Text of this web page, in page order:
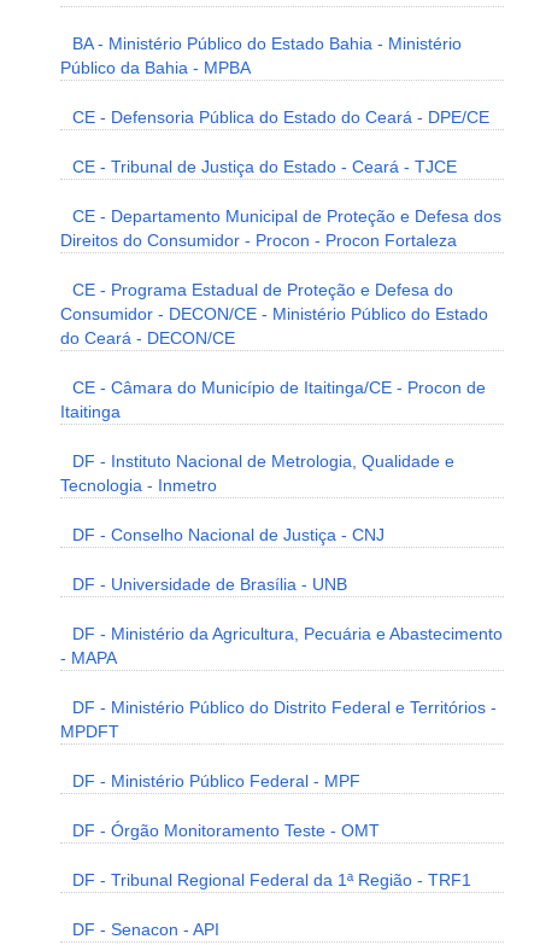
BA - Ministério Público do Estado Bahia - Ministério
Público da Bahia - MPBA
CE - Defensoria Pública do Estado do Ceará - DPE/CE
CE - Tribunal de Justiça do Estado - Ceará - TJCE
CE - Departamento Municipal de Proteção e Defesa dos
Direitos do Consumidor - Procon - Procon Fortaleza
CE - Programa Estadual de Proteção e Defesa do
Consumidor - DECON/CE - Ministério Público do Estado
do Ceará - DECON/CE
CE - Câmara do Município de Itaitinga/CE - Procon de
Itaitinga
DF - Instituto Nacional de Metrologia, Qualidade e
Tecnologia - Inmetro
DF - Conselho Nacional de Justiça - CNJ
DF - Universidade de Brasília - UNB
DF - Ministério da Agricultura, Pecuária e Abastecimento
- MAPA
DF - Ministério Público do Distrito Federal e Territórios -
MPDFT
DF - Ministério Público Federal - MPF
DF - Órgão Monitoramento Teste - OMT
DF - Tribunal Regional Federal da 1ª Região - TRF1
DF - Senacon - API